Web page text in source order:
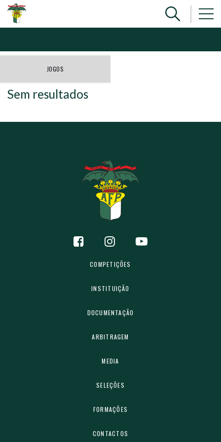
JOGOS
Sem resultados
COMPETIÇÕES
INSTITUIÇÃO
DOCUMENTAÇÃO
ARBITRAGEM
MEDIA
SELEÇÕES
FORMAÇÕES
CONTACTOS